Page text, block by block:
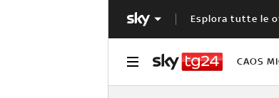
Esplora tutte le
CAOS